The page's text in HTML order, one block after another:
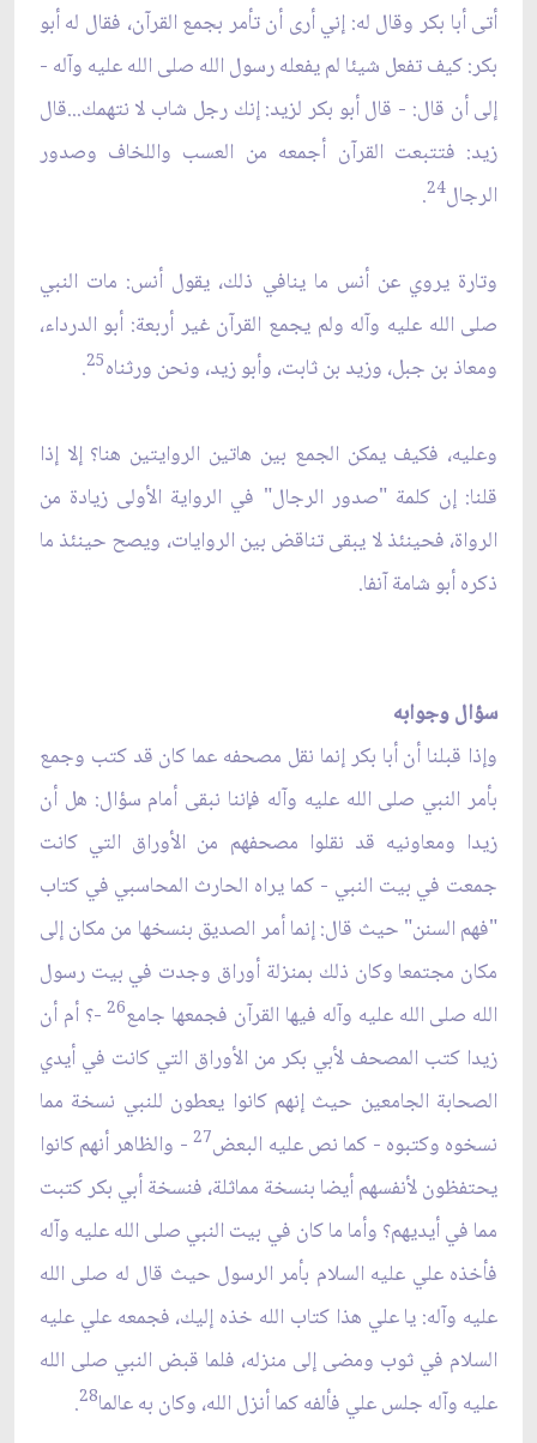
أتى أبا بكر وقال له: إني أرى أن تأمر بجمع القرآن، فقال له أبو
بكر: كيف تفعل شيئا لم يفعله رسول الله صلى الله عليه وآله -
إلى أن قال: - قال أبو بكر لزيد: إنك رجل شاب لا نتهمك...قال
زيد: فتتبعت القرآن أجمعه من العسب واللخاف وصدور
الرجال24
.
وتارة يروي عن أنس ما ينافي ذلك، يقول أنس: مات النبي
صلى الله عليه وآله ولم يجمع القرآن غير أربعة: أبو الدرداء،
ومعاذ بن جبل، وزيد بن ثابت، وأبو زيد، ونحن ورثناه25
.
وعليه، فكيف يمكن الجمع بين هاتين الروايتين هنا؟ إلا إذا
قلنا: إن كلمة "صدور الرجال" في الرواية الأولى زيادة من
الرواة، فحينئذ لا يبقى تناقض بين الروايات، ويصح حينئذ ما
ذكره أبو شامة آنفا.
سؤال وجوابه
وإذا قبلنا أن أبا بكر إنما نقل مصحفه عما كان قد كتب وجمع
بأمر النبي صلى الله عليه وآله فإننا نبقى أمام سؤال: هل أن
زيدا ومعاونيه قد نقلوا مصحفهم من الأوراق التي كانت
جمعت في بيت النبي - كما يراه الحارث المحاسبي في كتاب
"فهم السنن" حيث قال: إنما أمر الصديق بنسخها من مكان إلى
مكان مجتمعا وكان ذلك بمنزلة أوراق وجدت في بيت رسول
الله صلى الله عليه وآله فيها القرآن فجمعها جامع26-؟ أم أن
زيدا كتب المصحف لأبي بكر من الأوراق التي كانت في أيدي
الصحابة الجامعين حيث إنهم كانوا يعطون للنبي نسخة مما
نسخوه وكتبوه - كما نص عليه البعض27- والظاهر أنهم كانوا
يحتفظون لأنفسهم أيضا بنسخة مماثلة، فنسخة أبي بكر كتبت
مما في أيديهم؟ وأما ما كان في بيت النبي صلى الله عليه وآله
فأخذه علي عليه السلام بأمر الرسول حيث قال له صلى الله
عليه وآله: يا علي هذا كتاب الله خذه إليك، فجمعه علي عليه
السلام في ثوب ومضى إلى منزله، فلما قبض النبي صلى الله
عليه وآله جلس علي فألفه كما أنزل الله، وكان به عالما28
.